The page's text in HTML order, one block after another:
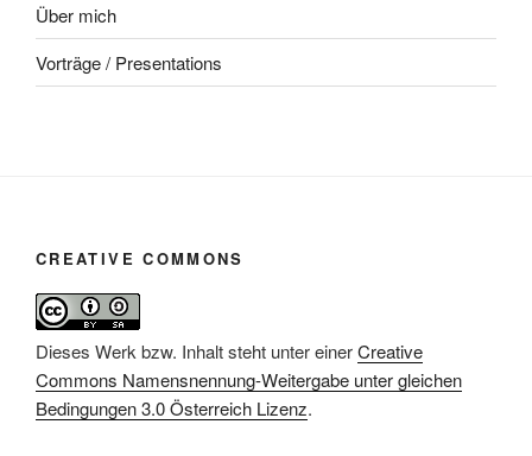
Über mich
Vorträge / Presentations
CREATIVE COMMONS
Dieses Werk bzw. Inhalt steht unter einerCreative
Commons Namensnennung-Weitergabe unter gleichen
Bedingungen 3.0 Österreich Lizenz.